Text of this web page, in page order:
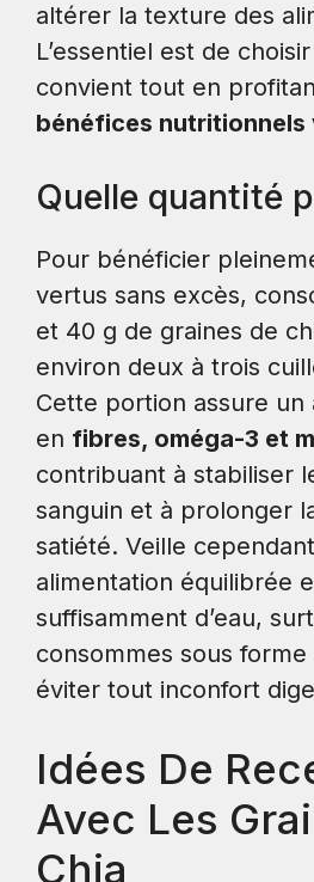
altérer la texture des
L’essentiel est de
convient tout en
bénéfices nutritionnels
Quelle quantité
Pour bénéficier
vertus sans excès,
et 40 g de graines de
environ deux à trois
Cette portion assure
en fibres, oméga-3 et
contribuant à stabiliser
sanguin et à prolonger
satiété. Veille
alimentation équilibrée
suffisamment d’eau,
consommes sous
éviter tout inconfort
Idées De
Avec Les
Chia